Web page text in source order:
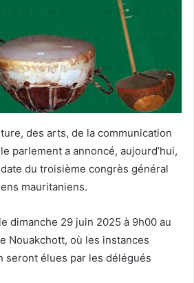
des arts, de la communication
parlement a annoncé, aujourd’hui,
du troisième congrès général
mauritaniens.
dimanche 29 juin 2025 à 9h00 au
Nouakchott, où les instances
seront élues par les délégués